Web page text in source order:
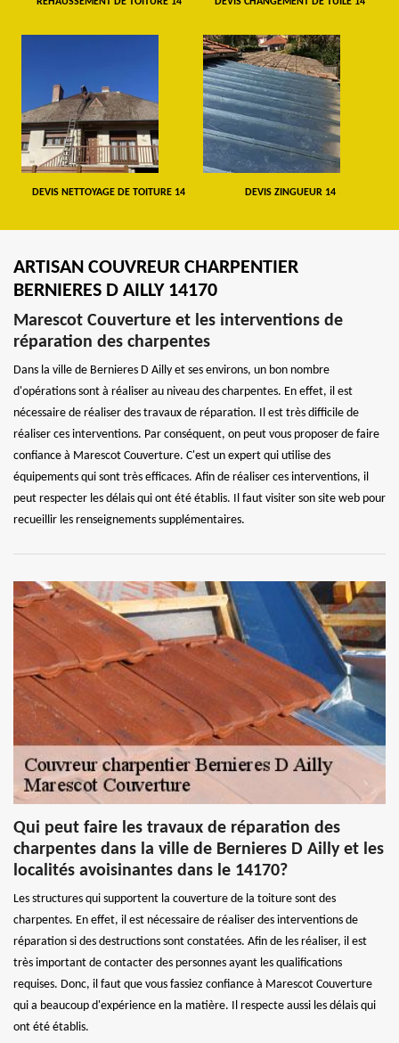
DEVIS NETTOYAGE DE TOITURE 14 DEVIS ZINGUEUR 14
ARTISAN COUVREUR CHARPENTIER
BERNIERES D AILLY 14170
Marescot Couverture et les interventions de
réparation des charpentes
Dans la ville de Bernieres D Ailly et ses environs, un bon nombre
d'opérations sont à réaliser au niveau des charpentes. En effet, il est
nécessaire de réaliser des travaux de réparation. Il est très difficile de
réaliser ces interventions. Par conséquent, on peut vous proposer de faire
confiance à Marescot Couverture. C'est un expert qui utilise des
équipements qui sont très efficaces. Afin de réaliser ces interventions, il
peut respecter les délais qui ont été établis. Il faut visiter son site web pour
recueillir les renseignements supplémentaires.
Qui peut faire les travaux de réparation des
charpentes dans la ville de Bernieres D Ailly et les
localités avoisinantes dans le 14170?
Les structures qui supportent la couverture de la toiture sont des
charpentes. En effet, il est nécessaire de réaliser des interventions de
réparation si des destructions sont constatées. Afin de les réaliser, il est
très important de contacter des personnes ayant les qualifications
requises. Donc, il faut que vous fassiez confiance à Marescot Couverture
qui a beaucoup d'expérience en la matière. Il respecte aussi les délais qui
ont été établis.